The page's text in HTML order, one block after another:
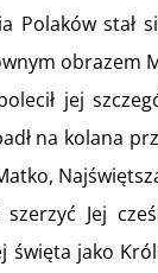
Polaków stał
obrazem
jej
na kolana
szerzyć Jej
święta jako